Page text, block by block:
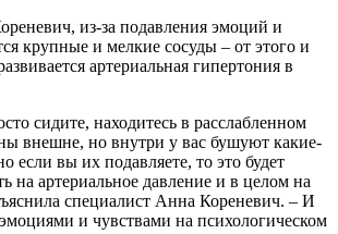
из-за подавления эмоций и
крупные и мелкие сосуды – от этого и
артериальная гипертония в
сидите, находитесь в расслабленном
внешне, но внутри у вас бушуют какие-
если вы их подавляете, то это будет
на артериальное давление и в целом на
специалист Анна Кореневич. – И
и чувствами на психологическом